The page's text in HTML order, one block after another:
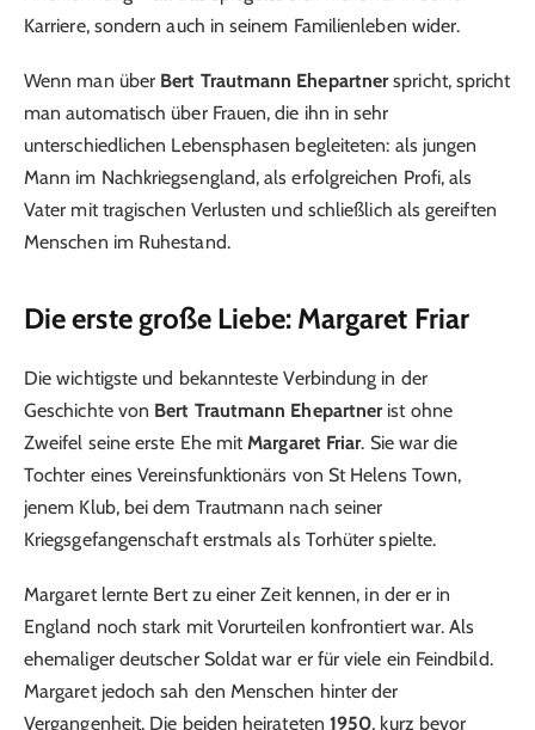
Karriere, sondern auch in seinem Familienleben wider.
Wenn man über Bert Trautmann Ehepartnerspricht, spricht
man automatisch über Frauen, die ihn in sehr
unterschiedlichen Lebensphasen begleiteten: als jungen
Mann im Nachkriegsengland, als erfolgreichen Profi, als
Vater mit tragischen Verlusten und schließlich als gereiften
Menschen im Ruhestand.
Die erste große Liebe: Margaret Friar
Die wichtigste und bekannteste Verbindung in der
Geschichte von Bert Trautmann Ehepartnerist ohne
Zweifel seine erste Ehe mit Margaret Friar. Sie war die
Tochter eines Vereinsfunktionärs von St Helens Town,
jenem Klub, bei dem Trautmann nach seiner
Kriegsgefangenschaft erstmals als Torhüter spielte.
Margaret lernte Bert zu einer Zeit kennen, in der er in
England noch stark mit Vorurteilen konfrontiert war. Als
ehemaliger deutscher Soldat war er für viele ein Feindbild.
Margaret jedoch sah den Menschen hinter der
Vergangenheit. Die beiden heirateten 1950, kurz bevor